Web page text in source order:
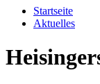
Startseite
Aktuelles